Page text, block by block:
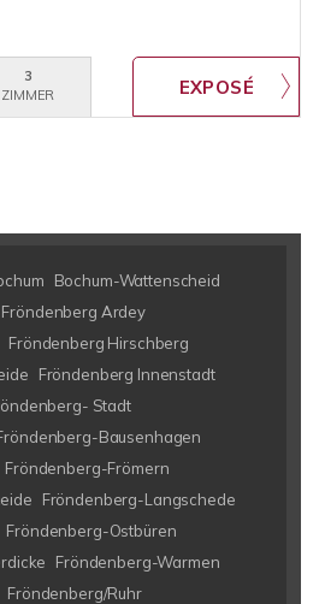
3
ZIMMER
Bochum-Wattenscheid
Fröndenberg Ardey
Fröndenberg Hirschberg
Fröndenberg Innenstadt
Stadt
Bausenhagen
Fröndenberg-Frömern
Fröndenberg-Langschede
Fröndenberg-Ostbüren
Fröndenberg-Warmen
Fröndenberg/Ruhr